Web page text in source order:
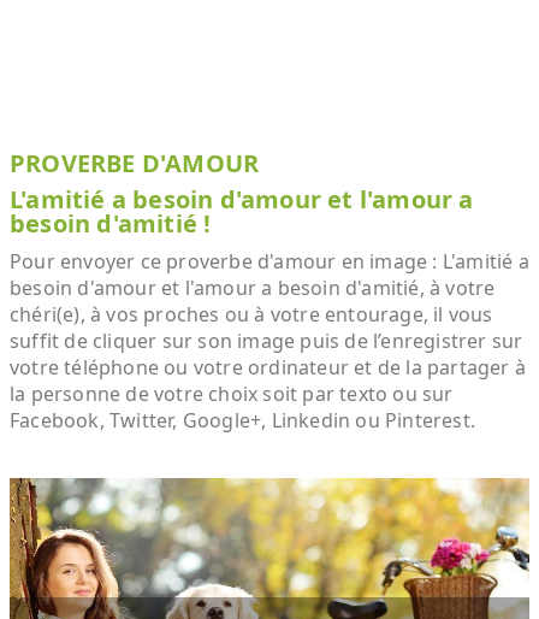
PROVERBE D'AMOUR
L'amitié a besoin d'amour et l'amour a
besoin d'amitié !
Pour envoyer ce proverbe d'amour en image : L'amitié a
besoin d'amour et l'amour a besoin d'amitié, à votre
chéri(e), à vos proches ou à votre entourage, il vous
suffit de cliquer sur son image puis de l’enregistrer sur
votre téléphone ou votre ordinateur et de la partager à
la personne de votre choix soit par texto ou sur
Facebook, Twitter, Google+, Linkedin ou Pinterest.